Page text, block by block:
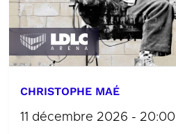
CHRISTOPHE MAÉ
11 décembre 2026 - 20:00